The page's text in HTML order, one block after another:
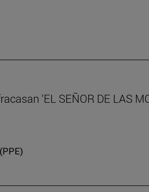
‘EL SEÑOR DE LAS